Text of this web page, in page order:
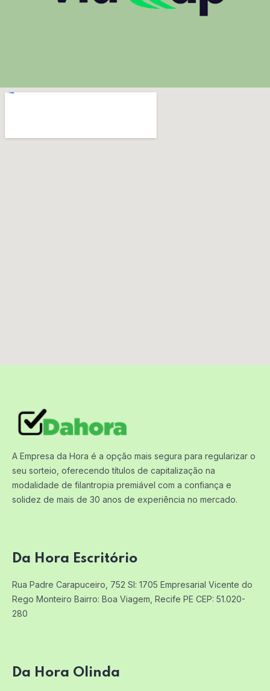
A Empresa da Hora é a opção mais segura para regularizar o
seu sorteio, oferecendo títulos de capitalização na
modalidade de filantropia premiável com a confiança e
solidez de mais de 30 anos de experiência no mercado.
Da Hora Escritório
Rua Padre Carapuceiro, 752 Sl: 1705 Empresarial Vicente do
Rego Monteiro Bairro: Boa Viagem, Recife PE CEP: 51.020-
280
Da Hora Olinda